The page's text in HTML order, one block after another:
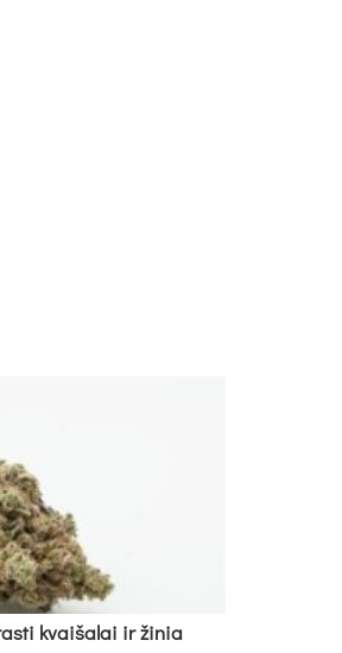
kvai­ša­lai ir ži­nia